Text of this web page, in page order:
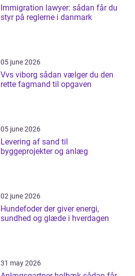
Immigration lawyer: sådan får du
styr på reglerne i danmark
05 june 2026
Vvs viborg sådan vælger du den
rette fagmand til opgaven
05 june 2026
Levering af sand til
byggeprojekter og anlæg
02 june 2026
Hundefoder der giver energi,
sundhed og glæde i hverdagen
31 may 2026